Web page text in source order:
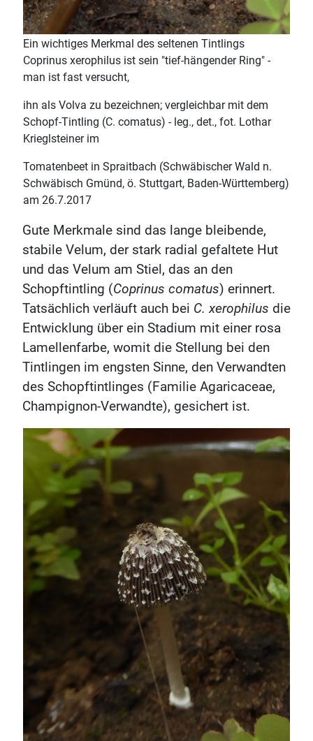
Ein wichtiges Merkmal des seltenen Tintlings
Coprinus xerophilus ist sein "tief-hängender Ring" -
man ist fast versucht,
ihn als Volva zu bezeichnen; vergleichbar mit dem
Schopf-Tintling (C. comatus) - leg., det., fot. Lothar
Krieglsteiner im
Tomatenbeet in Spraitbach (Schwäbischer Wald n.
Schwäbisch Gmünd, ö. Stuttgart, Baden-Württemberg)
am 26.7.2017
Gute Merkmale sind das lange bleibende,
stabile Velum, der stark radial gefaltete Hut
und das Velum am Stiel, das an den
Schopftintling (Coprinus comatus) erinnert.
Tatsächlich verläuft auch bei C. xerophilus die
Entwicklung über ein Stadium mit einer rosa
Lamellenfarbe, womit die Stellung bei den
Tintlingen im engsten Sinne, den Verwandten
des Schopftintlinges (Familie Agaricaceae,
Champignon-Verwandte), gesichert ist.